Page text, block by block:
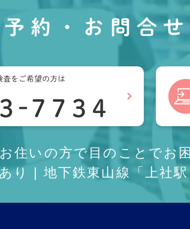
約・お問合せ
住いの方で目のことでお
り | 地下鉄東山線「上社